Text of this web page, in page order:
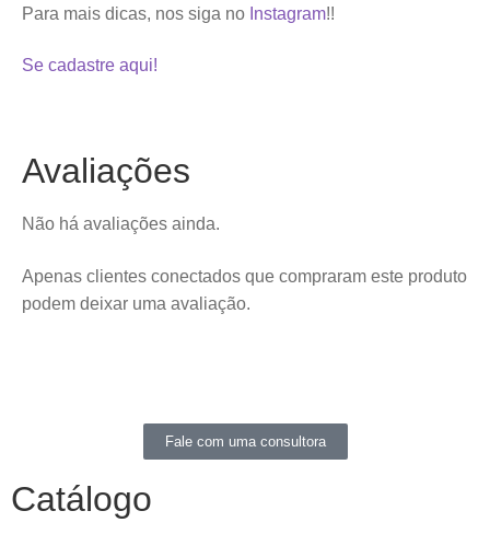
Para mais dicas, nos siga no Instagram!!
Se cadastre aqui!
Avaliações
Não há avaliações ainda.
Apenas clientes conectados que compraram este produto
podem deixar uma avaliação.
Fale com uma consultora
Catálogo